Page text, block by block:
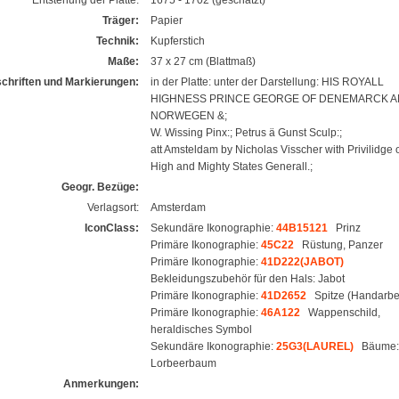
Träger:
Papier
Technik:
Kupferstich
Maße:
37 x 27 cm (Blattmaß)
und Markierungen:
in der Platte: unter der Darstellung: HIS ROYALL
HIGHNESS PRINCE GEORGE OF DENEMARCK
NORWEGEN &;
W. Wissing Pinx:; Petrus ä Gunst Sculp:;
att Amsteldam by Nicholas Visscher with Privilidge
High and Mighty States Generall.;
Geogr. Bezüge:
Verlagsort:
Amsterdam
IconClass:
Sekundäre Ikonographie: 44B15121 Prinz
Primäre Ikonographie: 45C22 Rüstung, Panzer
Primäre Ikonographie: 41D222(JABOT)
Bekleidungszubehör für den Hals: Jabot
Primäre Ikonographie: 41D2652 Spitze
Primäre Ikonographie: 46A122 Wappenschild,
heraldisches Symbol
Sekundäre Ikonographie: 25G3(LAUREL) Bäume:
Lorbeerbaum
Anmerkungen: